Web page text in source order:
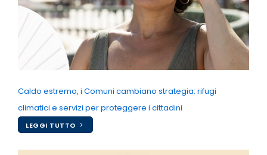
Caldo estremo, i Comuni cambiano strategia: rifugi
climatici e servizi per proteggere i cittadini
LEGGI TUTTO